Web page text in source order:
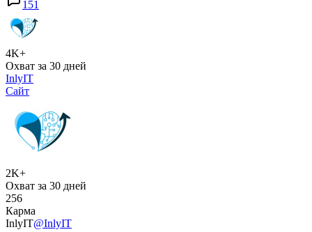
151
4K+
Охват за 30 дней
InlyIT
Сайт
2K+
Охват за 30 дней
256
Карма
InlyIT@InlyIT